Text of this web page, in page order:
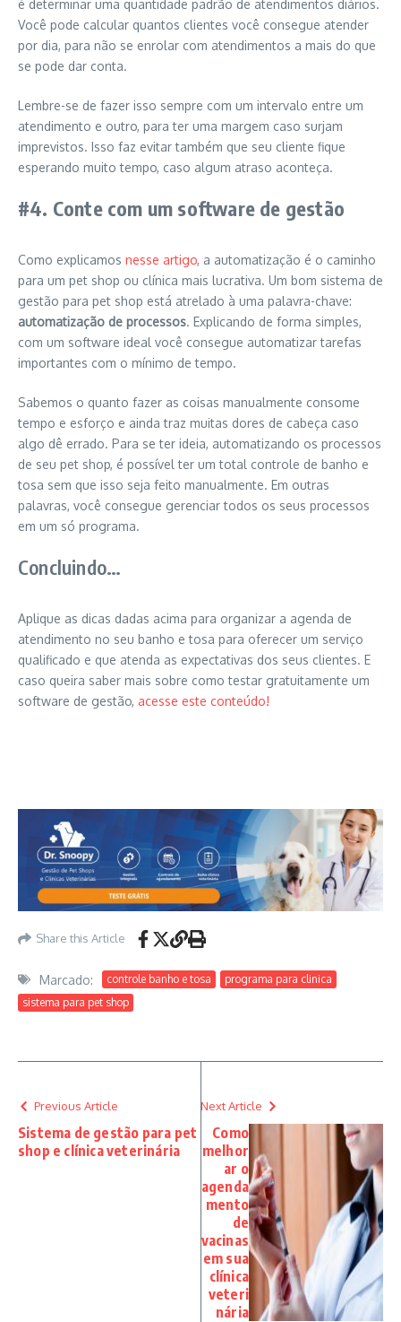
é determinar uma quantidade padrão de atendimentos diários.
Você pode calcular quantos clientes você consegue atender
por dia, para não se enrolar com atendimentos a mais do que
se pode dar conta.
Lembre-se de fazer isso sempre com um intervalo entre um
atendimento e outro, para ter uma margem caso surjam
imprevistos. Isso faz evitar também que seu cliente fique
esperando muito tempo, caso algum atraso aconteça.
#4. Conte com um software de gestão
Como explicamos nesse artigo, a automatização é o caminho
para um pet shop ou clínica mais lucrativa. Um bom sistema de
gestão para pet shop está atrelado à uma palavra-chave:
automatização de processos. Explicando de forma simples,
com um software ideal você consegue automatizar tarefas
importantes com o mínimo de tempo.
Sabemos o quanto fazer as coisas manualmente consome
tempo e esforço e ainda traz muitas dores de cabeça caso
algo dê errado. Para se ter ideia, automatizando os processos
de seu pet shop, é possível ter um total controle de banho e
tosa sem que isso seja feito manualmente. Em outras
palavras, você consegue gerenciar todos os seus processos
em um só programa.
Concluindo…
Aplique as dicas dadas acima para organizar a agenda de
atendimento no seu banho e tosa para oferecer um serviço
qualificado e que atenda as expectativas dos seus clientes. E
caso queira saber mais sobre como testar gratuitamente um
software de gestão, acesse este conteúdo!
Share this Article
Marcado: controle banho e tosa
programa para clinica
sistema para pet shop
Previous Article
Sistema de gestão para pet
shop e clínica veterinária
Next Article
Como
melhor
ar o
agenda
mento
de
vacinas
em sua
clínica
veteri
nária